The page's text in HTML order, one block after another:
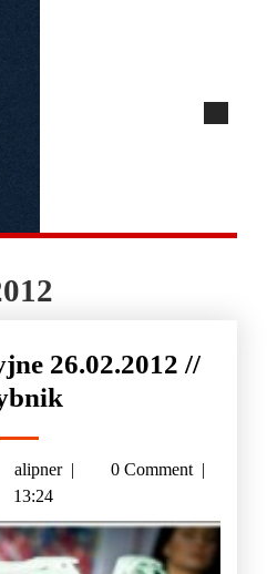
26.02.2012 //
alipner | 0 Comment |
13:24